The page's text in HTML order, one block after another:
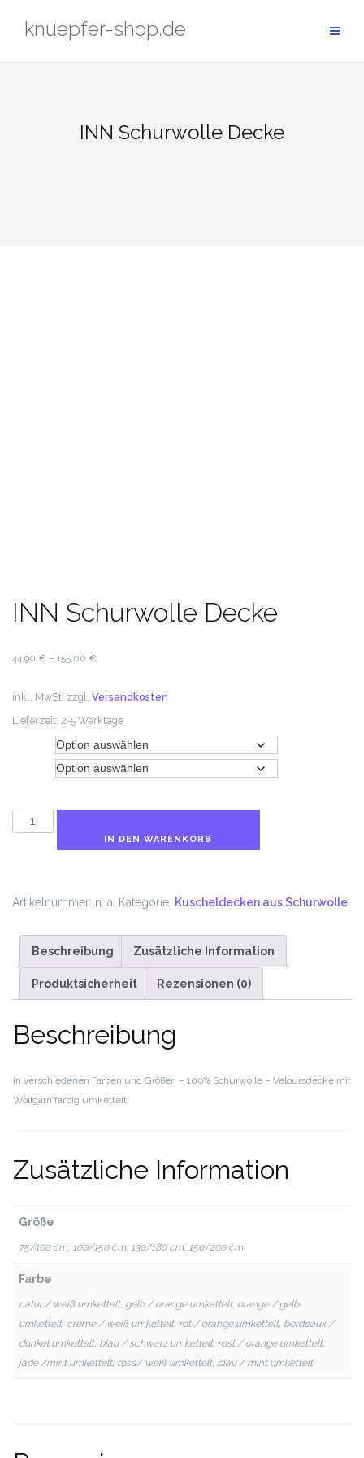
Inhaltknuepfer-shop.de
INN Schurwolle Decke
INN Schurwolle Decke
44,90 € – 155,00 €
inkl. MwSt. zzgl. Versandkosten
Lieferzeit: 2-5 Werktage
INN
IN DEN WARENKORB
Artikelnummer: n. a. Kategorie: Kuscheldecken aus Schurwolle
Beschreibung Zusätzliche Information
Produktsicherheit Rezensionen (0)
Beschreibung
in verschiedenen Farben und Größen – 100% Schurwolle – Veloursdecke mit
Wollgarn farbig umkettelt,
Zusätzliche Information
Größe
75/100 cm, 100/150 cm, 130/180 cm, 150/200 cm
Farbe
natur / weiß umkettelt, gelb / orange umkettelt, orange / gelb
umkettelt, creme / weiß umkettelt, rot / orange umkettelt, bordeaux /
dunkel umkettelt, blau / schwarz umkettelt, rost / orange umkettelt,
jade /mint umkettelt, rosa/ weiß umkettelt, blau / mint umkettelt